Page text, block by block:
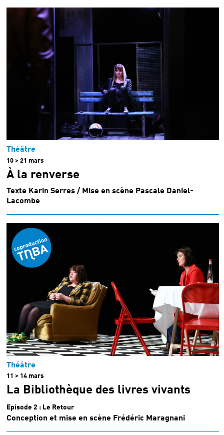
Théâtre
10 > 21 mars
À la renverse
Texte Karin Serres / Mise en scène Pascale Daniel-
Lacombe
Théâtre
11 > 14 mars
La Bibliothèque des livres vivants
Episode 2 : Le Retour
Conception et mise en scène Frédéric Maragnani